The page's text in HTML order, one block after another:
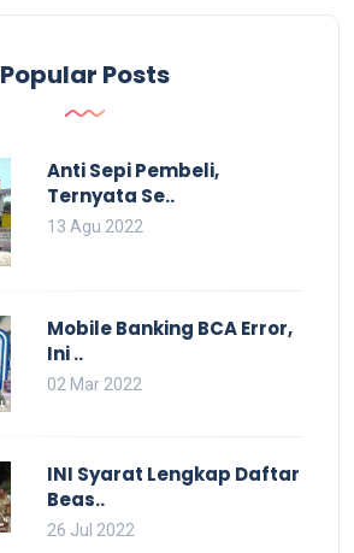
Popular Posts
Anti Sepi Pembeli,
Ternyata Se..
13 Agu 2022
Mobile Banking BCA Error,
Ini ..
02 Mar 2022
INI Syarat Lengkap Daftar
Beas..
26 Jul 2022